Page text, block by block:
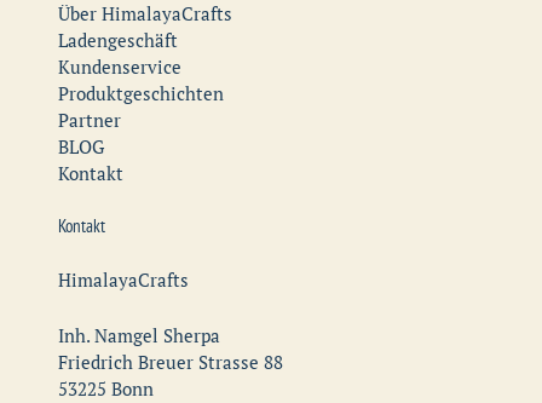
Über HimalayaCrafts
Ladengeschäft
Kundenservice
Produktgeschichten
Partner
BLOG
Kontakt
Kontakt
HimalayaCrafts
Inh. Namgel Sherpa
Friedrich Breuer Strasse 88
53225 Bonn